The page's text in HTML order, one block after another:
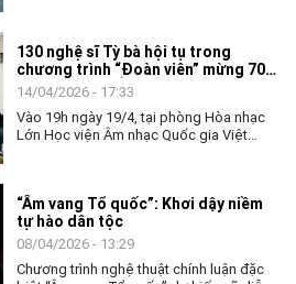
trị nghệ thuật múa rối trong đời sống
đương đại.
130 nghệ sĩ Tỳ bà hội tụ trong
chương trình “Đoàn viên” mừng 70
năm Học viện Âm nhạc Quốc gia
Việt Nam
14/04/2026 - 17:33
Vào 19h ngày 19/4, tại phòng Hòa nhạc
Lớn Học viện Âm nhạc Quốc gia Việt
trình không chỉ là một đêm diễn, mà còn
tạo nên một hiện tượng của nghệ thuật
Tỳ bà đương đại.
“Âm vang Tổ quốc”: Khơi dậy niềm
tự hào dân tộc
08/04/2026 - 13:29
Chương trình nghệ thuật chính luận đặc